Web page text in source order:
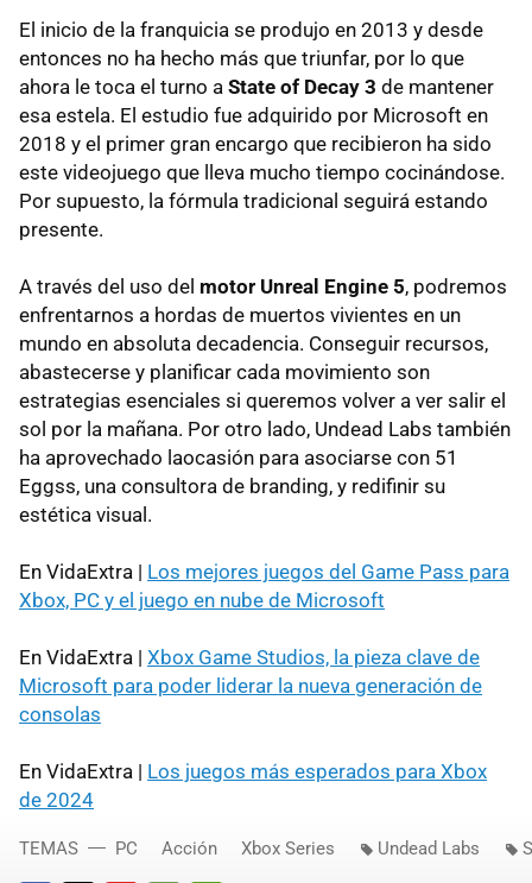
El inicio de la franquicia se produjo en 2013 y desde
entonces no ha hecho más que triunfar, por lo que
ahora le toca el turno a State of Decay 3 de mantener
esa estela. El estudio fue adquirido por Microsoft en
2018 y el primer gran encargo que recibieron ha sido
este videojuego que lleva mucho tiempo cocinándose.
Por supuesto, la fórmula tradicional seguirá estando
presente.
A través del uso del motor Unreal Engine 5, podremos
enfrentarnos a hordas de muertos vivientes en un
mundo en absoluta decadencia. Conseguir recursos,
abastecerse y planificar cada movimiento son
estrategias esenciales si queremos volver a ver salir el
sol por la mañana. Por otro lado, Undead Labs también
ha aprovechado laocasión para asociarse con 51
Eggss, una consultora de branding, y redifinir su
estética visual.
En VidaExtra | Los mejores juegos del Game Pass para
Xbox, PC y el juego en nube de Microsoft
En VidaExtra | Xbox Game Studios, la pieza clave de
Microsoft para poder liderar la nueva generación de
consolas
En VidaExtra | Los juegos más esperados para Xbox
de 2024
TEMAS PC Acción Xbox Series Undead Labs